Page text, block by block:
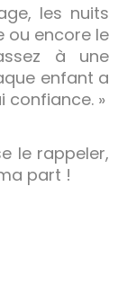
les nuits
ou encore le
à une
enfant a
confiance. »
le rappeler,
part !